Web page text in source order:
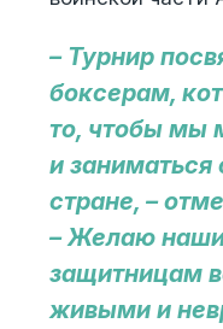
– Турнир
боксерам,
то, чтобы мы
и заниматься
стране, –
– Желаю
защитницам
живыми и